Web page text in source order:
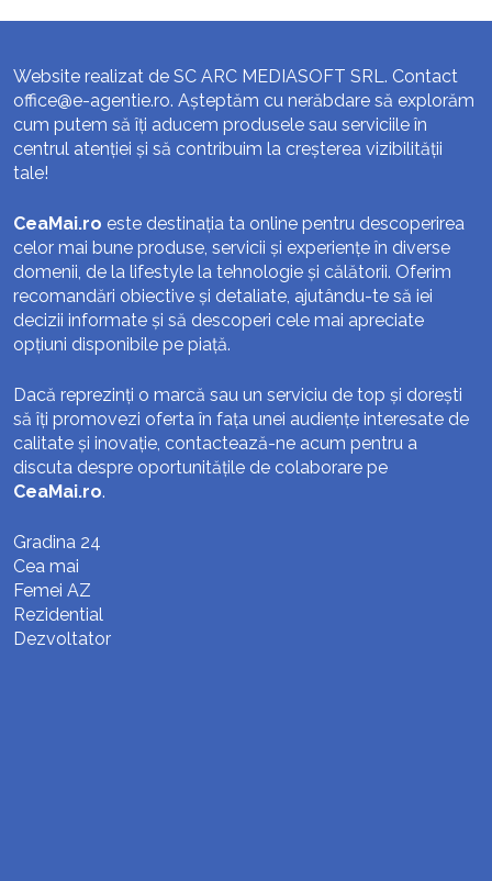
Website realizat de SC ARC MEDIASOFT SRL. Contact
office@e-agentie.ro. Așteptăm cu nerăbdare să explorăm
cum putem să îți aducem produsele sau serviciile în
centrul atenției și să contribuim la creșterea vizibilității
tale!
CeaMai.ro este destinația ta online pentru descoperirea
celor mai bune produse, servicii și experiențe în diverse
domenii, de la lifestyle la tehnologie și călătorii. Oferim
recomandări obiective și detaliate, ajutându-te să iei
decizii informate și să descoperi cele mai apreciate
opțiuni disponibile pe piață.
Dacă reprezinți o marcă sau un serviciu de top și dorești
să îți promovezi oferta în fața unei audiențe interesate de
calitate și inovație, contactează-ne acum pentru a
discuta despre oportunitățile de colaborare pe
CeaMai.ro.
Gradina 24
Cea mai
Femei AZ
Rezidential
Dezvoltator